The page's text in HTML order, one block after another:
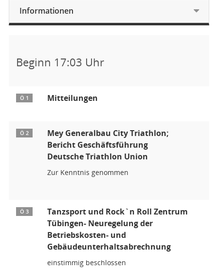
Informationen
Beginn 17:03 Uhr
Ö 1 Mitteilungen
Ö 2
Mey Generalbau City Triathlon;
Bericht Geschäftsführung
Deutsche Triathlon Union
Zur Kenntnis genommen
Ö 3
Tanzsport und Rock`n Roll Zentrum
Tübingen- Neuregelung der
Betriebskosten- und
Gebäudeunterhaltsabrechnung
einstimmig beschlossen